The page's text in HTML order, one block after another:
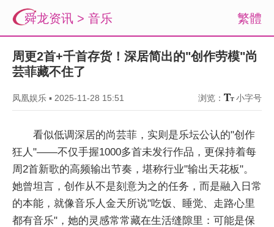
繁體
舜龙资讯 > 音乐
周更2首+千首存货！深居简出的"创作劳模"尚
芸菲藏不住了
凤凰娱乐 ▪ 2025-11-28 15:51 浏览： 小字号
看似低调深居的尚芸菲，实则是乐坛公认的"创作
狂人"——不仅手握1000多首未发行作品，更保持着每
周2首新歌的高频输出节奏，堪称行业"输出天花板"。
她曾坦言，创作从不是刻意为之的任务，而是融入日常
的本能，就像音乐人金天所说"吃饭、睡觉、走路心里
都有音乐"，她的灵感常常藏在生活缝隙里：可能是保